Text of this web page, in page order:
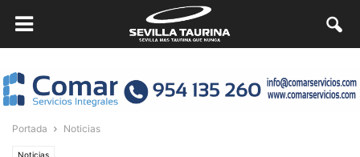
Portada Noticias
Noticias